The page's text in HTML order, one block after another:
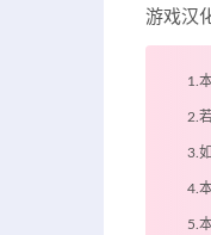
游戏汉
1.
2.
3.
4.
5.